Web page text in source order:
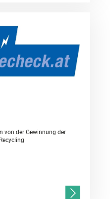
von der Gewinnung der